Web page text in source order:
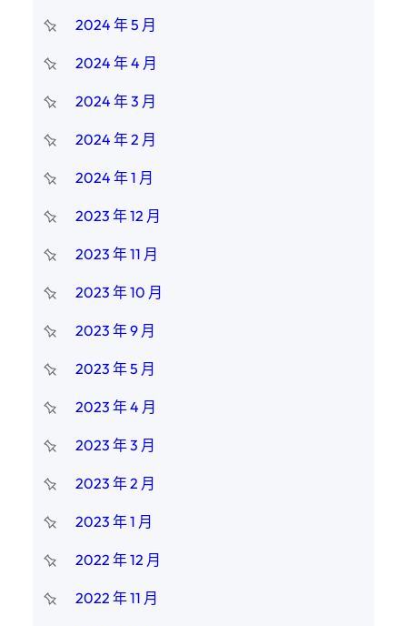
2024 年 5 月
2024 年 4 月
2024 年 3 月
2024 年 2 月
2024 年 1 月
2023 年 12 月
2023 年 11 月
2023 年 10 月
2023 年 9 月
2023 年 5 月
2023 年 4 月
2023 年 3 月
2023 年 2 月
2023 年 1 月
2022 年 12 月
2022 年 11 月